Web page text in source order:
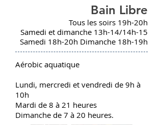
Bain Libre
Tous les soirs 19h-20h
Samedi et dimanche 13h-14/14h-15
Samedi 18h-20h Dimanche 18h-19h
Aérobic aquatique
Lundi, mercredi et vendredi de 9h à
10h
Mardi de 8 à 21 heures
Dimanche de 7 à 20 heures.